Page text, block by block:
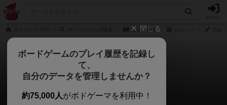
宝石の煌き
宝石の煌き
ろあるどろすさんのレビュー
閉じる
ボードゲームのプレイ履歴を記録し
て、
自分のデータを管理しませんか？
約75,000人がボドゲーマを利用中！